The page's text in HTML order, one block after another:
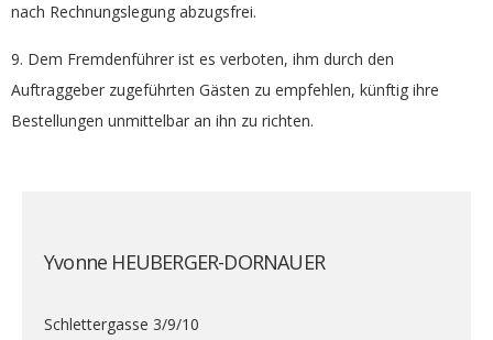
nach Rechnungslegung abzugsfrei.
9. Dem Fremdenführer ist es verboten, ihm durch den
Auftraggeber zugeführten Gästen zu empfehlen, künftig ihre
Bestellungen unmittelbar an ihn zu richten.
Yvonne HEUBERGER-DORNAUER
Schlettergasse 3/9/10